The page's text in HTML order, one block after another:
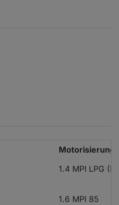
Motorisierung
1.4 MPI LPG
1.6 MPI 85